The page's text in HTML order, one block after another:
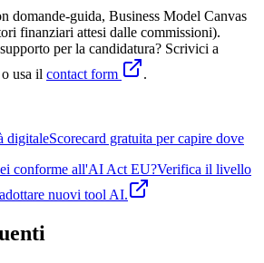
domande-guida, Business Model Canvas
finanziari attesi dalle commissioni).
per la candidatura? Scrivici a
o usa il contact form
.
digitaleScorecard gratuita per capire dove
conforme all'AI Act EU?Verifica il livello
nuovi tool AI.